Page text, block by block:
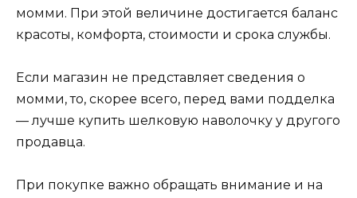
момми. При этой величине достигается баланс
красоты, комфорта, стоимости и срока службы.
Если магазин не представляет сведения о
момми, то, скорее всего, перед вами подделка
— лучше купить шелковую наволочку у другого
продавца.
При покупке важно обращать внимание и на